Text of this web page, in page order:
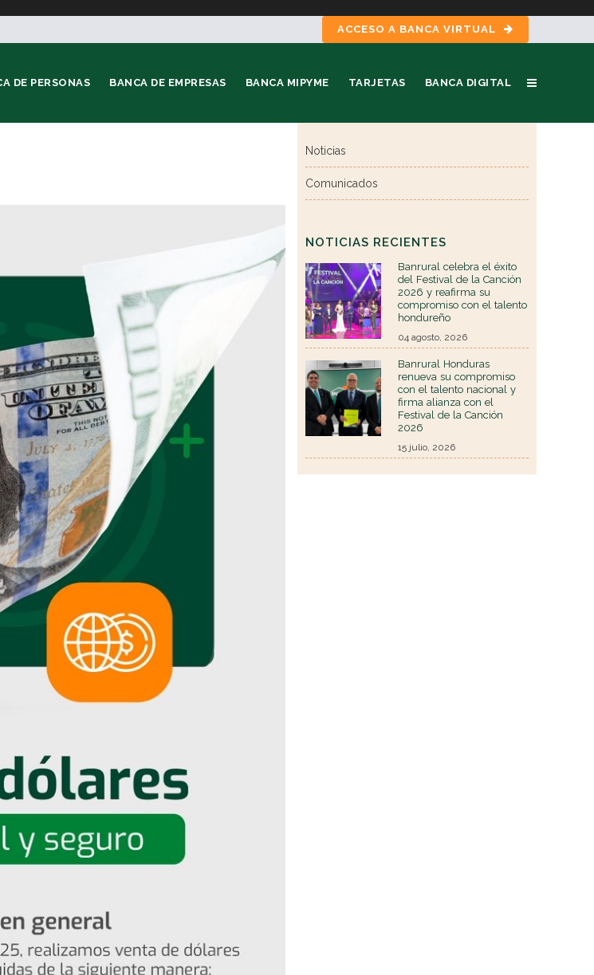
ACCESO A BANCA VIRTUAL
DE PERSONAS BANCA DE EMPRESAS BANCA MIPYME TARJETAS BANCA DIGITAL
Noticias
Comunicados
NOTICIAS RECIENTES
Banrural celebra el éxito
del Festival de la Canción
2026 y reafirma su
compromiso con el talento
hondureño
04 agosto, 2026
Banrural Honduras
renueva su compromiso
con el talento nacional y
firma alianza con el
Festival de la Canción
2026
15 julio, 2026